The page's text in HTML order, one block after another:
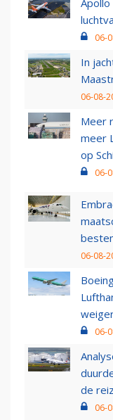
06-
In
06-08-
Meer
meer
op
06-
06-08-
06-
de
06-